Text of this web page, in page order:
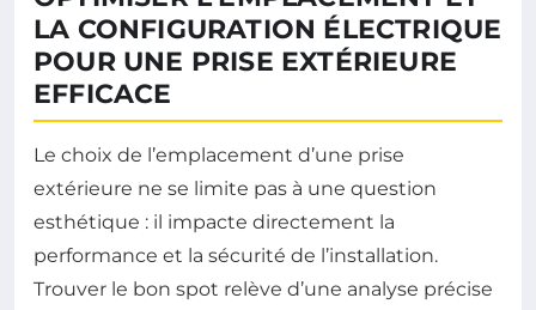
LA CONFIGURATION ÉLECTRIQUE
POUR UNE PRISE EXTÉRIEURE
EFFICACE
Le choix de l’emplacement d’une prise
extérieure ne se limite pas à une question
esthétique : il impacte directement la
performance et la sécurité de l’installation.
Trouver le bon spot relève d’une analyse précise